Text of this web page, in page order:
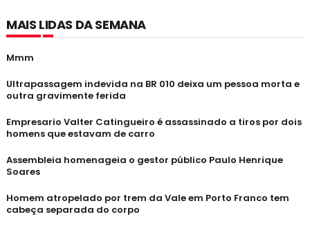
MAIS LIDAS DA SEMANA
Mmm
Ultrapassagem indevida na BR 010 deixa um pessoa morta e
outra gravimente ferida
Empresario Valter Catingueiro é assassinado a tiros por dois
homens que estavam de carro
Assembleia homenageia o gestor público Paulo Henrique
Soares
Homem atropelado por trem da Vale em Porto Franco tem
cabeça separada do corpo